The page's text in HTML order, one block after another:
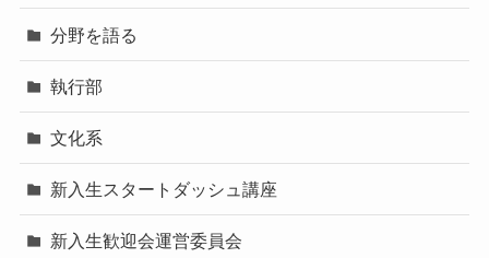
分野を語る
執行部
文化系
新入生スタートダッシュ講座
新入生歓迎会運営委員会